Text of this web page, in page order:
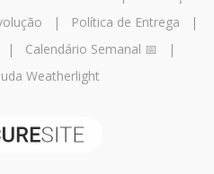
| Política de Entrega |
| Calendário Semanal 📅 |
Weatherlight